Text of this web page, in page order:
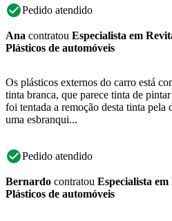
Pedido atendido
Ana contratou Especialista em
Plásticos de automóveis
Os plásticos externos do carro está
tinta branca, que parece tinta de
foi tentada a remoção desta tinta pela
uma esbranqui...
Pedido atendido
Bernardo contratou Especialista
Plásticos de automóveis